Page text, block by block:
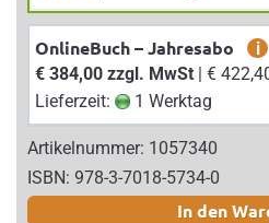
OnlineBuch – Jahresabo
i
€ 384,00 zzgl. MwSt
| €
Lieferzeit:
1 Werktag
Artikelnummer: 1057340
ISBN: 978-3-7018-5734-0
In den